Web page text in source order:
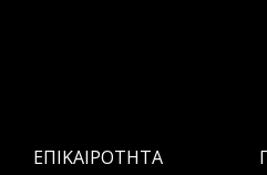
ΕΠΙΚΑΙΡΟΤΗΤΑ